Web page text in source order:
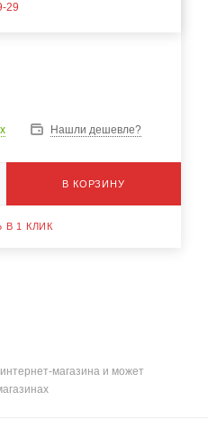
29
Нашли дешевле?
В КОРЗИНУ
В 1 КЛИК
магазина и может